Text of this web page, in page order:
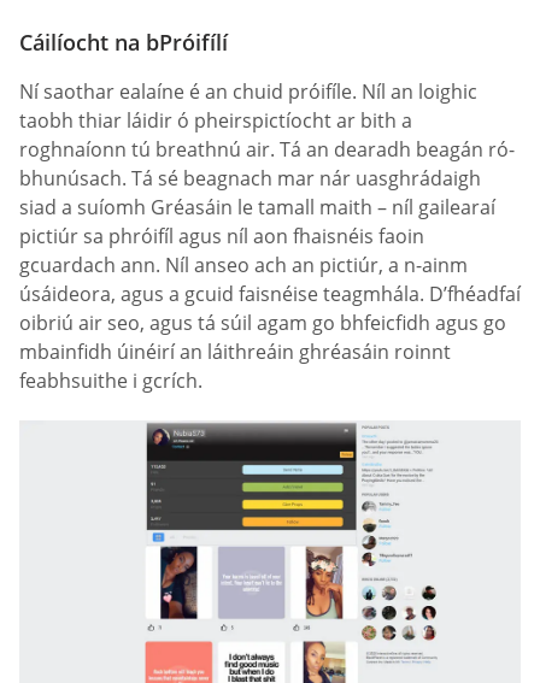
Cáilíocht na bPróifílí
Ní saothar ealaíne é an chuid próifíle. Níl an loighic
taobh thiar láidir ó pheirspictíocht ar bith a
roghnaíonn tú breathnú air. Tá an dearadh beagán ró-
bhunúsach. Tá sé beagnach mar nár uasghrádaigh
siad a suíomh Gréasáin le tamall maith – níl gailearaí
pictiúr sa phróifíl agus níl aon fhaisnéis faoin
gcuardach ann. Níl anseo ach an pictiúr, a n-ainm
úsáideora, agus a gcuid faisnéise teagmhála. D’fhéadfaí
oibriú air seo, agus tá súil agam go bhfeicfidh agus go
mbainfidh úinéirí an láithreáin ghréasáin roinnt
feabhsuithe i gcrích.